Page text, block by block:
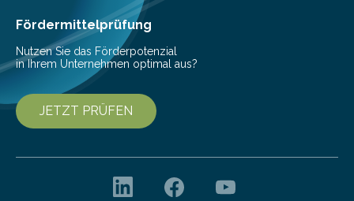
Sammlung von Mikroorganismen…
Fördermittelprüfung
Nutzen Sie das Förderpotenzial
in Ihrem Unternehmen optimal aus?
JETZT PRÜFEN